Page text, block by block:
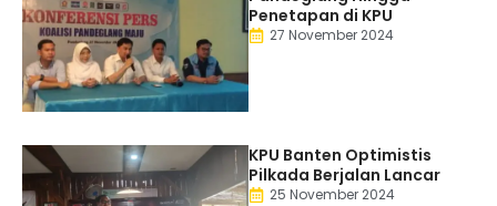
Penetapan di KPU
27 November 2024
KPU Banten Optimistis
Pilkada Berjalan Lancar
25 November 2024